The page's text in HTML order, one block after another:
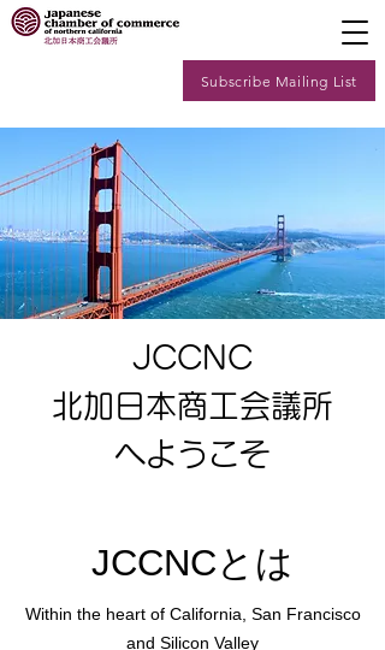
Subscribe Mailing List
JCCNC
北加日本商工会議所
​へようこそ
JCCNC​とは
Within the heart of California, San Francisco
and Silicon Valley